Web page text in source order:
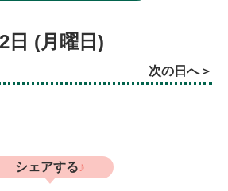
日 (月 曜日 )
次の日へ
シェアする